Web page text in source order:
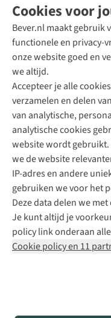
Cookies voor
Bever.nl maakt gebruik
functionele en privacy-
onze website goed en
we altijd.
Accepteer je alle
verzamelen en delen
van analytische,
analytische cookies
website wordt
we de website
IP-adres en andere
gebruiken we voor het
Deze data delen we
Je kunt altijd je
policy link onderaan
Cookie policy en 11
Direct advies van
+31 (0)85 888 50 88
+31 6 12 28 49 80
Contactformulier